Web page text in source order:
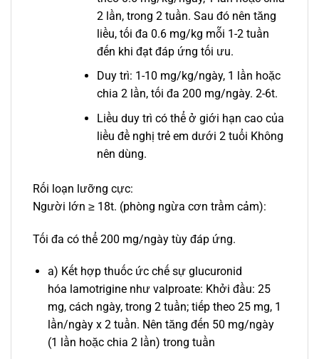
2 lần, trong 2 tuần. Sau đó nên tăng
liều, tối đa 0.6 mg/kg mỗi 1-2 tuần
đến khi đạt đáp ứng tối ưu.
Duy trì: 1-10 mg/kg/ngày, 1 lần hoặc
chia 2 lần, tối đa 200 mg/ngày. 2-6t.
Liều duy trì có thể ở giới hạn cao của
liều đề nghị trẻ em dưới 2 tuổi Không
nên dùng.
Rối loạn lưỡng cực:
Người lớn ≥ 18t. (phòng ngừa cơn trầm cảm):
Tối đa có thể 200 mg/ngày tùy đáp ứng.
a) Kết hợp thuốc ức chế sự glucuronid
hóa lamotrigine như valproate: Khởi đầu: 25
mg, cách ngày, trong 2 tuần; tiếp theo 25 mg, 1
lần/ngày x 2 tuần. Nên tăng đến 50 mg/ngày
(1 lần hoặc chia 2 lần) trong tuần